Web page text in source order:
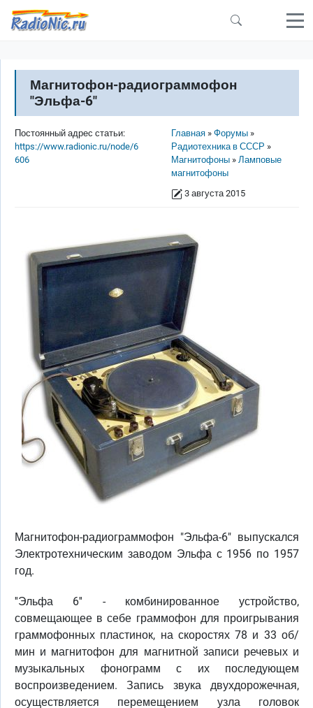
Перейти к основному содержанию
Магнитофон-радиограммофон
"Эльфа-6"
Строка навигации
Главная
Форумы
Радиотехника в СССР
Магнитофоны
Ламповые
магнитофоны
3 августа 2015
Постоянный адрес статьи:
https://www.radionic.ru/node/6
606
Магнитофон-радиограммофон "Эльфа-6" выпускался
Электротехническим заводом Эльфа с 1956 по 1957
год.
''Эльфа 6'' - комбинированное устройство,
совмещающее в себе граммофон для проигрывания
граммофонных пластинок, на скоростях 78 и 33 об/
мин и магнитофон для магнитной записи речевых и
музыкальных фонограмм с их последующем
воспроизведением. Запись звука двухдорожечная,
осуществляется перемещением узла головок